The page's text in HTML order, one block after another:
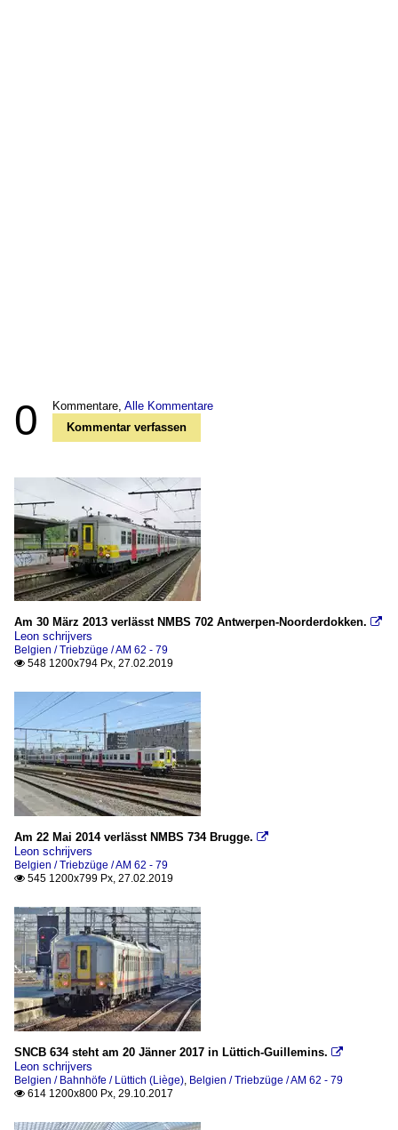
0 Kommentare, Alle Kommentare
Kommentar verfassen
Am 30 März 2013 verlässt NMBS 702 Antwerpen-Noorderdokken. 
Leon schrijvers
Belgien / Triebzüge / AM 62 - 79
 548 1200x794 Px, 27.02.2019
Am 22 Mai 2014 verlässt NMBS 734 Brugge. 
Leon schrijvers
Belgien / Triebzüge / AM 62 - 79
 545 1200x799 Px, 27.02.2019
SNCB 634 steht am 20 Jänner 2017 in Lüttich-Guillemins. 
Leon schrijvers
Belgien / Bahnhöfe / Lüttich (Liège), Belgien / Triebzüge / AM 62 - 79
 614 1200x800 Px, 29.10.2017